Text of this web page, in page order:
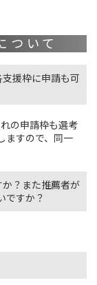
ついて
援枠に申請も可
の申請枠も選考
ますので、同一
？また推薦者が
ですか？